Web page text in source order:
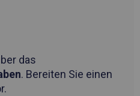
das
. Bereiten Sie einen